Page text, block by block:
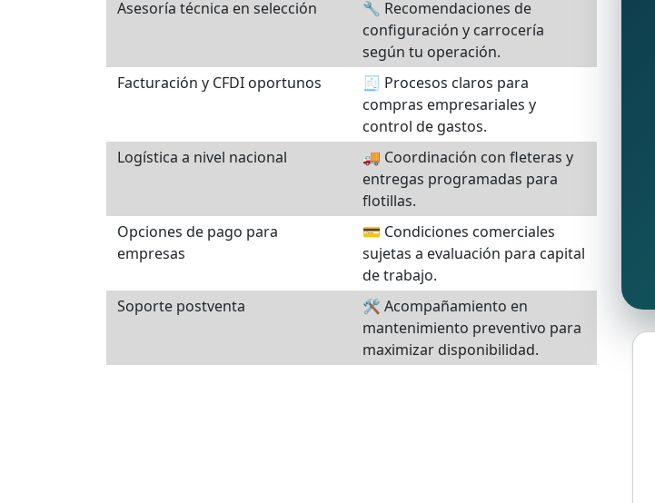
Asesoría técnica en selección
🔧 Recomendaciones de
configuración y carrocería
según tu operación.
Facturación y CFDI oportunos
🧾 Procesos claros para
compras empresariales y
control de gastos.
Logística a nivel nacional
🚚 Coordinación con fleteras y
entregas programadas para
flotillas.
Opciones de pago para
empresas
💳 Condiciones comerciales
sujetas a evaluación para capital
de trabajo.
Soporte postventa
🛠️ Acompañamiento en
mantenimiento preventivo para
maximizar disponibilidad.